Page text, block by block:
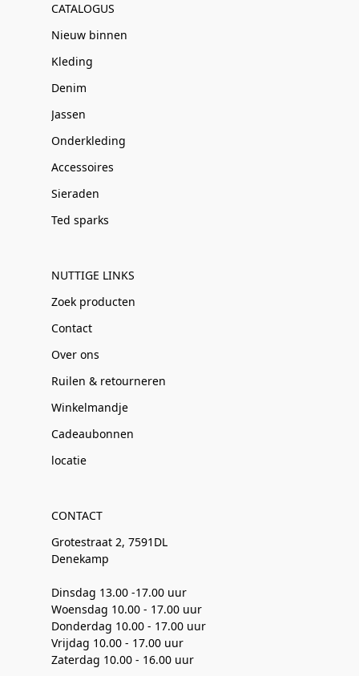
CATALOGUS
Nieuw binnen
Kleding
Denim
Jassen
Onderkleding
Accessoires
Sieraden
Ted sparks
NUTTIGE LINKS
Zoek producten
Contact
Over ons
Ruilen & retourneren
Winkelmandje
Cadeaubonnen
locatie
CONTACT
Grotestraat 2, 7591DL
Denekamp
Dinsdag 13.00 -17.00 uur
Woensdag 10.00 - 17.00 uur
Donderdag 10.00 - 17.00 uur
Vrijdag 10.00 - 17.00 uur
Zaterdag 10.00 - 16.00 uur